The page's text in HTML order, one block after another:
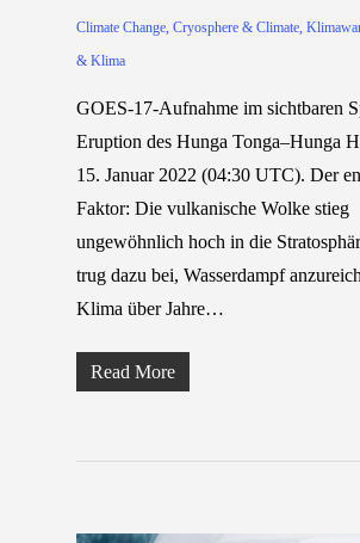
Climate Change Cryosphere & Climate
& Klima
GOES-17-Aufnahme im sichtbaren
Eruption des Hunga Tonga–Hunga
15. Januar 2022 (04:30 UTC). Der
Faktor: Die vulkanische Wolke stieg
ungewöhnlich hoch in die
trug dazu bei, Wasserdampf
Klima über Jahre…
Read More